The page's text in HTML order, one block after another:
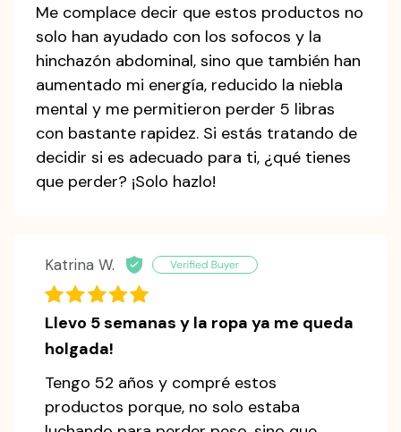
Me complace decir que estos productos no
solo han ayudado con los sofocos y la
hinchazón abdominal, sino que también han
aumentado mi energía, reducido la niebla
mental y me permitieron perder 5 libras
con bastante rapidez. Si estás tratando de
decidir si es adecuado para ti, ¿qué tienes
que perder? ¡Solo hazlo!
Katrina W.
Llevo 5 semanas y la ropa ya me queda
holgada!
Tengo 52 años y compré estos
productos porque, no solo estaba